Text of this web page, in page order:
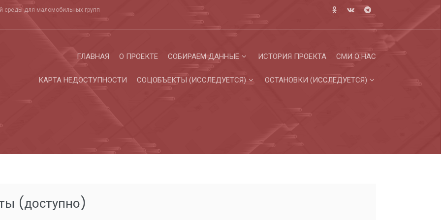
среды для маломобильных групп
ГЛАВНАЯ О ПРОЕКТЕ СОБИРАЕМ ДАННЫЕ ИСТОРИЯ ПРОЕКТА СМИ О НАС
КАРТА НЕДОСТУПНОСТИ СОЦОБЪЕКТЫ (ИССЛЕДУЕТСЯ) ОСТАНОВКИ (ИССЛЕДУЕТСЯ)
(доступно)